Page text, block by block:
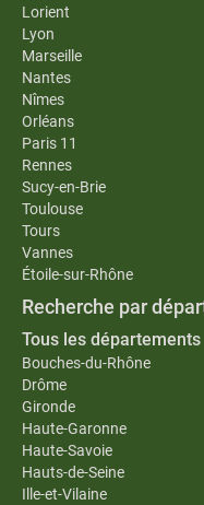
Lorient
Lyon
Marseille
Nantes
Nîmes
Orléans
Paris 11
Rennes
Sucy-en-Brie
Toulouse
Tours
Vannes
Étoile-sur-Rhône
Recherche par
Tous les départements
Bouches-du-Rhône
Drôme
Gironde
Haute-Garonne
Haute-Savoie
Hauts-de-Seine
Ille-et-Vilaine